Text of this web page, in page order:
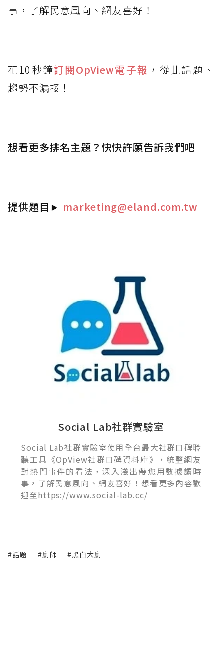
事，了解民意風向、網友喜好！
花10秒鐘訂閱OpView電子報 ，從此話題、
趨勢不漏接！
想看更多排名主題？快快許願告訴我們吧
提供題目 ► marketing@eland.com.tw
Social Lab社群實驗室
Social Lab社群實驗室使用全台最大社群口碑聆
聽工具《OpView社群口碑資料庫》，統整網友
對熱門事件的看法，深入淺出帶您用數據讀時
事，了解民意風向、網友喜好！想看更多內容歡
迎至https://www.social-lab.cc/
#話題 #廚師 #黑白大廚